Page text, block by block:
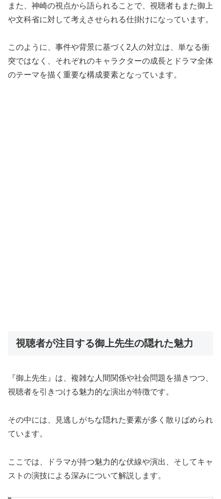
また、神崎の視点から語られることで、視聴者もまた御上
や文科省に対して考えさせられる仕掛けになっています。
このように、事件や背景に基づく2人の対立は、単なる衝
突ではなく、それぞれのキャラクターの成長とドラマ全体
のテーマを描く重要な構成要素となっています。
視聴者が注目する御上先生の隠れた魅力
『御上先生』は、複雑な人間関係や社会問題を描きつつ、
視聴者を引きつける魅力的な演出が特徴です。
その中には、見逃しがちな隠れた要素が多く散りばめられ
ています。
ここでは、ドラマが持つ魅力的な伏線や演出、そしてキャ
ストの演技による深みについて解説します。